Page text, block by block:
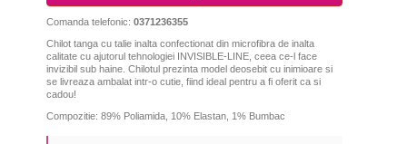
Comanda telefonic: 0371236355
Chilot tanga cu talie inalta confectionat din microfibra de inalta
calitate cu ajutorul tehnologiei INVISIBLE-LINE, ceea ce-l face
invizibil sub haine. Chilotul prezinta model deosebit cu inimioare si
se livreaza ambalat intr-o cutie, fiind ideal pentru a fi oferit ca si
cadou!
Compozitie: 89% Poliamida, 10% Elastan, 1% Bumbac